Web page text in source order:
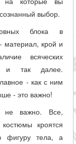
выбор.
блока в
материал, крой и
всяческих
и так далее.
- как с ним
- это важно!
важно. Все,
кроятся
фигуру тела, а